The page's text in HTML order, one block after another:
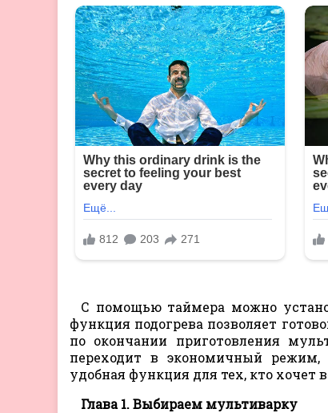
С помощью таймера можно
функция подогрева позволяет
по окончании приготовления
переходит в экономичный
удобная функция для тех, кто хочет
Глава 1. Выбираем мультиварку